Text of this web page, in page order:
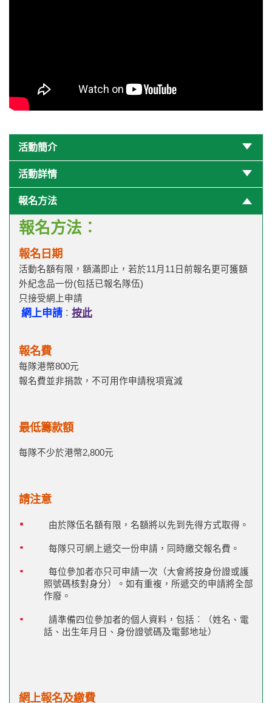
活動簡介
活動詳情
報名方法
報名方法︰
報名日期
活動名額有限，額滿即止，若於11月11日前報名更可獲額
外紀念品一份(包括已報名隊伍)
只接受網上申請
網上申請 ︰ 按此
報名費
每隊港幣800元
報名費並非捐款，不可用作申請稅項寬減
最低籌款額
每隊不少於港幣2,800元
請注意
由於隊伍名額有限，名額將以先到先得方式取得。
每隊只可網上遞交一份申請，同時繳交報名費。
每位參加者亦只可申請一次（大會將按身份證或護
照號碼核對身分）。如有重複，所遞交的申請將全部
作廢。
請準備四位參加者的個人資料，包括︰（姓名、電
話、出生年月日、身份證號碼及電郵地址）
網上報名及繳費